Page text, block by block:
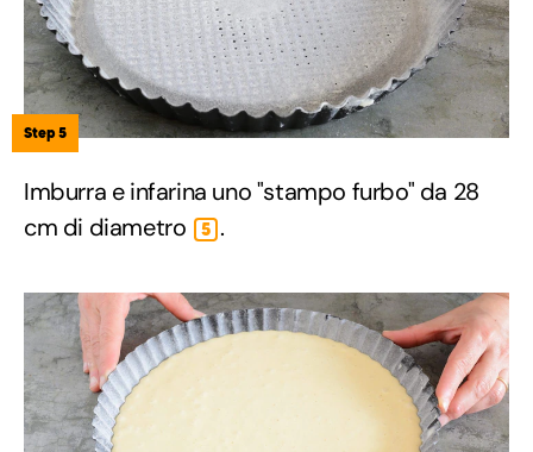
Step 5
Imburra e infarina uno "stampo furbo" da 28
cm di diametro
5 .